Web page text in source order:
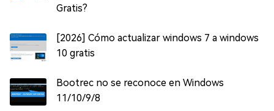
Gratis?
[2026] Cómo actualizar windows 7 a windows
10 gratis
Bootrec no se reconoce en Windows
11/10/9/8